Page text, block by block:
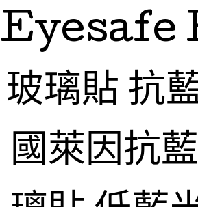
Eyesafe
玻璃貼 抗
國萊因抗